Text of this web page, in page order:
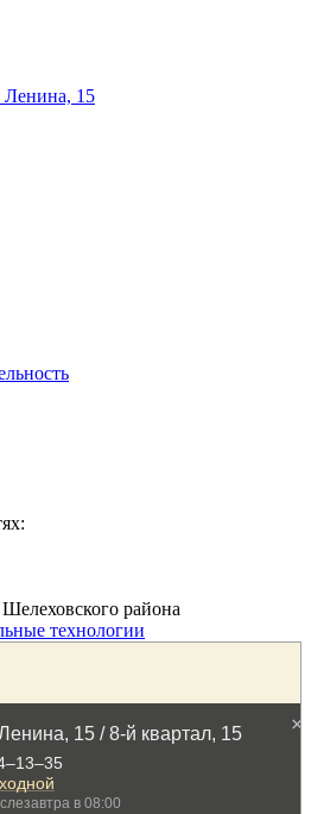
Ленина, 15
района
технологии